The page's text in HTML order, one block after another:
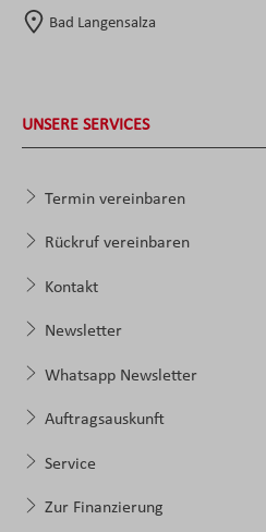
Bad Langensalza
UNSERE SERVICES
Termin vereinbaren
Rückruf vereinbaren
Kontakt
Newsletter
Whatsapp Newsletter
Auftragsauskunft
Service
Zur Finanzierung